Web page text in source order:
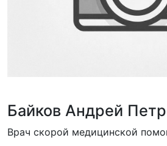
Байков Андрей
Врач скорой медицинской